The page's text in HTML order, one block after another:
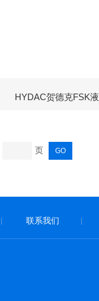
HYDAC贺德克FSK液
页
联系我们